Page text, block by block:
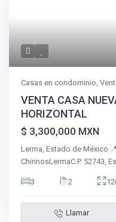
Casas en condominio,
VENTA CASA
HORIZONTAL
$ 3,300,000 MXN
Lerma, Estado de México
ChirinosLermaC.P. 52743,
3 2
Llamar